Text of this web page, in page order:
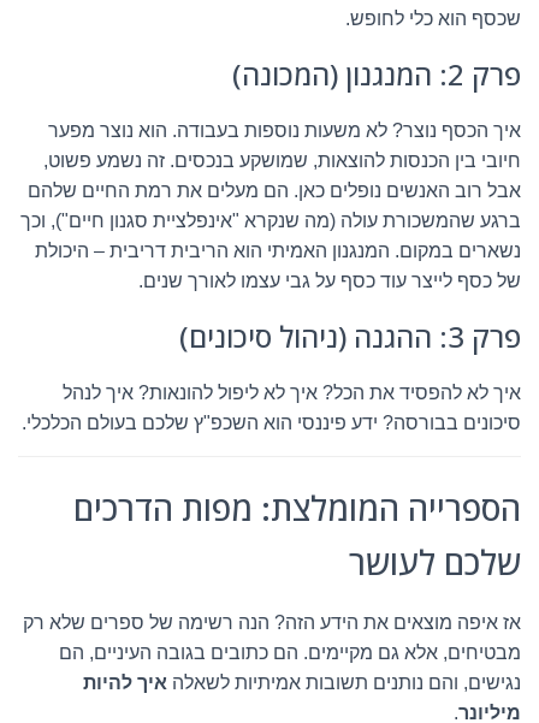
שכסף הוא כלי לחופש.
פרק 2: המנגנון (המכונה)
איך הכסף נוצר? לא משעות נוספות בעבודה. הוא נוצר מפער
חיובי בין הכנסות להוצאות, שמושקע בנכסים. זה נשמע פשוט,
אבל רוב האנשים נופלים כאן. הם מעלים את רמת החיים שלהם
ברגע שהמשכורת עולה (מה שנקרא "אינפלציית סגנון חיים"), וכך
נשארים במקום. המנגנון האמיתי הוא הריבית דריבית – היכולת
של כסף לייצר עוד כסף על גבי עצמו לאורך שנים.
פרק 3: ההגנה (ניהול סיכונים)
איך לא להפסיד את הכל? איך לא ליפול להונאות? איך לנהל
סיכונים בבורסה? ידע פיננסי הוא השכפ"ץ שלכם בעולם הכלכלי.
הספרייה המומלצת: מפות הדרכים
שלכם לעושר
אז איפה מוצאים את הידע הזה? הנה רשימה של ספרים שלא רק
מבטיחים, אלא גם מקיימים. הם כתובים בגובה העיניים, הם
נגישים, והם נותנים תשובות אמיתיות לשאלה איך להיות
מיליונר.